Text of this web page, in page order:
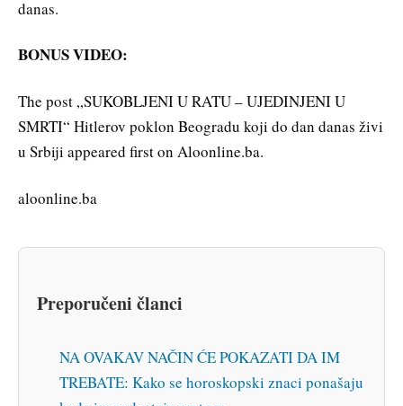
danas.
BONUS VIDEO:
The post „SUKOBLJENI U RATU – UJEDINJENI U
SMRTI“ Hitlerov poklon Beogradu koji do dan danas živi
u Srbiji appeared first on Aloonline.ba.
aloonline.ba
Preporučeni članci
NA OVAKAV NAČIN ĆE POKAZATI DA IM
TREBATE: Kako se horoskopski znaci ponašaju